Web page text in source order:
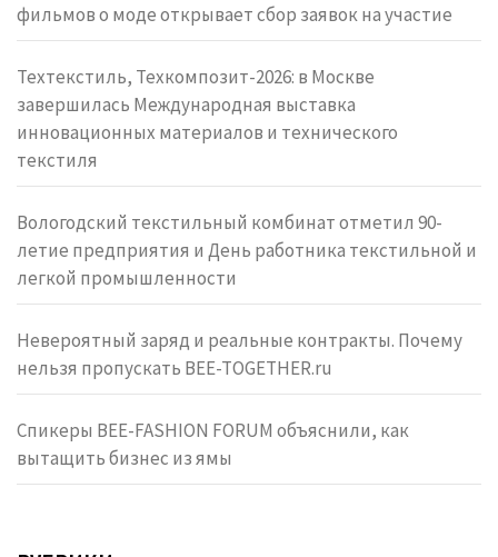
фильмов о моде открывает сбор заявок на участие
Техтекстиль, Техкомпозит-2026: в Москве
завершилась Международная выставка
инновационных материалов и технического
текстиля
Вологодский текстильный комбинат отметил 90-
летие предприятия и День работника текстильной и
легкой промышленности
Невероятный заряд и реальные контракты. Почему
нельзя пропускать BEE-TOGETHER.ru
Спикеры BEE-FASHION FORUM объяснили, как
вытащить бизнес из ямы